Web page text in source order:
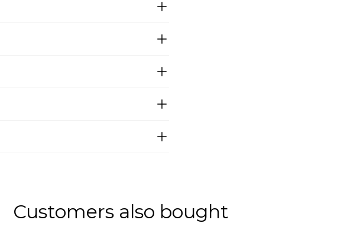
Customers also bought